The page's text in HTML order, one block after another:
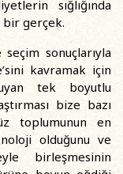
sığlığında
bir gerçek.
sonuçlarıyla
kavramak için
tek boyutlu
bize bazı
toplumunun en
olduğunu ve
birleşmesinin